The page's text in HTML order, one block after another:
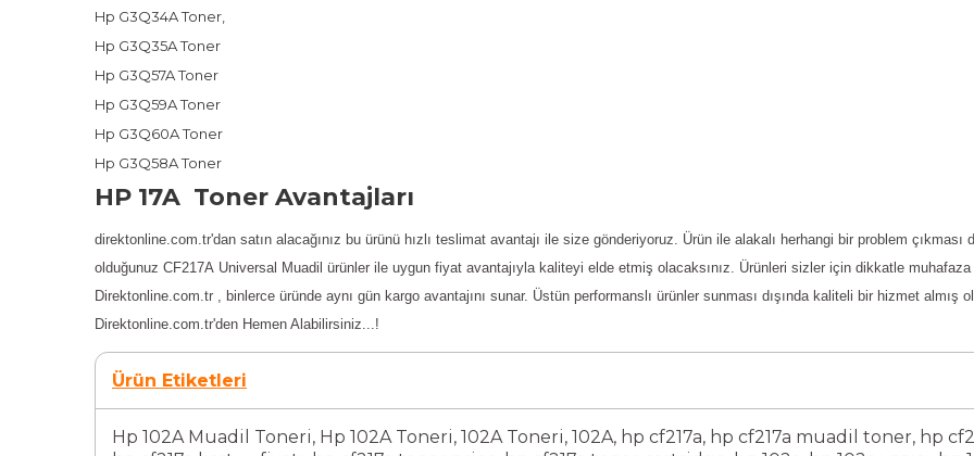
Hp G3Q34AToner
Hp G3Q35AToner
Hp G3Q57AToner
Hp G3Q59AToner
Hp G3Q60A Toner
Hp G3Q58AToner
HP 17A Toner Avantajları
direktonline.com.tr'dan satın alacağınız bu ürünü hızlı teslimat avantajı ile size gönderiyoruz. Ürün ile alakalı herhangi bir problem çıkması
olduğunuz CF217A Universal Muadil ürünler ile uygun fiyat avantajıyla kaliteyi elde etmiş olacaksınız. Ürünleri sizler için dikkatle
Direktonline.com.tr , binlerce üründe aynı gün kargo avantajını sunar. Üstün performanslı ürünler sunması dışında kaliteli bir hizmet
Direktonline.com.tr'den Hemen Alabilirsiniz...!
Ürün Etiketleri
Hp 102A Muadil Toneri, Hp 102A Toneri, 102A Toneri, 102A, hp cf217a, hp cf217a muadil toner, hp